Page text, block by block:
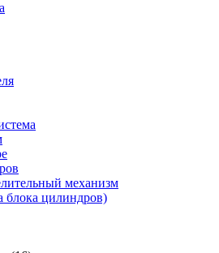
механизм
блока цилиндров)